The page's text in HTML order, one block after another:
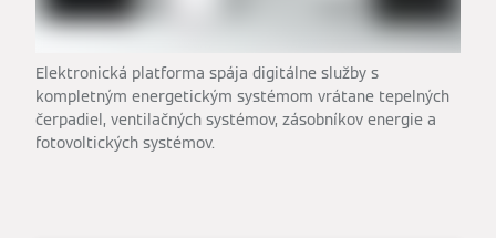
Elektronická platforma spája digitálne služby s
kompletným energetickým systémom vrátane tepelných
čerpadiel, ventilačných systémov, zásobníkov energie a
fotovoltických systémov.